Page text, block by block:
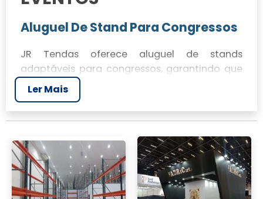
Aluguel De Stand Para Congressos
JR Tendas oferece aluguel de stands
adaptáveis para congressos, garantindo que
o espaço atenda às necessidades específicas
do evento. Nossos projetos são desenvolvidos
para maximizar a interação com os clientes e
Venda de Stands Para Feiras
Nossa empresa também realiza a venda de
stands para feiras, oferecendo soluções
Ler Mais